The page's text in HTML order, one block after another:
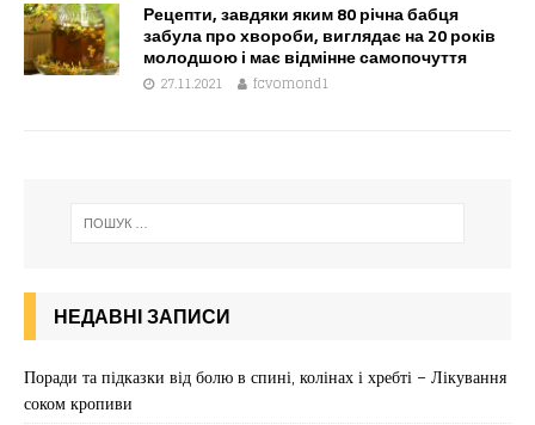
Рецепти, завдяки яким 80 річна бабця
забула про хвороби, виглядає на 20 років
молодшою і має відмінне самопочуття
27.11.2021 fcvomond1
НЕДАВНІ ЗАПИСИ
Поради та підказки від болю в спині, колінах і хребті – Лікування
соком кропиви